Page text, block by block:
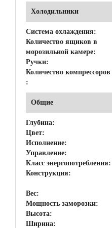
Холодильники
Система охлаждения:
Количество ящиков в
морозильной камере:
Ручки:
Количество компрессоров
:
Общие
Глубина:
Цвет:
Исполнение:
Управление:
Класс энергопотребления:
Конструкция:
Вес:
Мощность заморозки:
Высота:
Ширина: